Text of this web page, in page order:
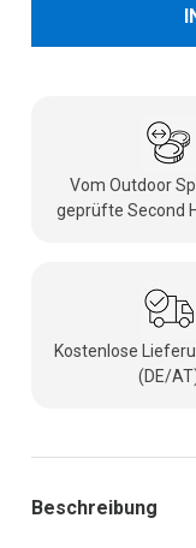
Vom Outdoor
geprüfte Second
Kostenlose
(DE/
Beschreibung